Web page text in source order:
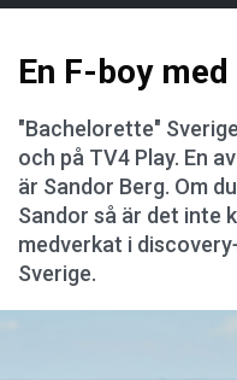
En F-boy
"Bachelorette"
och på TV4 Play. En
är Sandor Berg. Om
Sandor så är det inte
medverkat i
Sverige.